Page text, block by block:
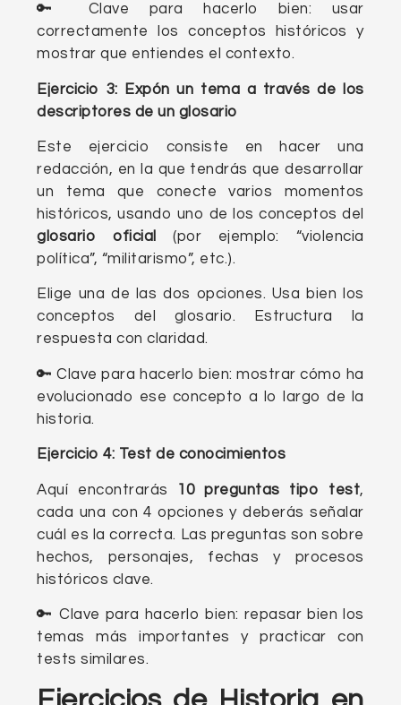
🔑 Clave para hacerlo bien: usar
correctamente los conceptos históricos y
mostrar que entiendes el contexto.
Ejercicio 3: Expón un tema a través de los
descriptores de un glosario
Este ejercicio consiste en hacer una
redacción, en la que tendrás que desarrollar
un tema que conecte varios momentos
históricos, usando uno de los conceptos del
glosario oficial(por ejemplo: “violencia
política”, “militarismo”, etc.).
Elige una de las dos opciones. Usa bien los
conceptos del glosario. Estructura la
respuesta con claridad.
🔑 Clave para hacerlo bien: mostrar cómo ha
evolucionado ese concepto a lo largo de la
historia.
Ejercicio 4: Test de conocimientos
Aquí encontrarás 10 preguntas tipo test,
cada una con 4 opciones y deberás señalar
cuál es la correcta. Las preguntas son sobre
hechos, personajes, fechas y procesos
históricos clave.
🔑 Clave para hacerlo bien: repasar bien los
temas más importantes y practicar con
tests similares.